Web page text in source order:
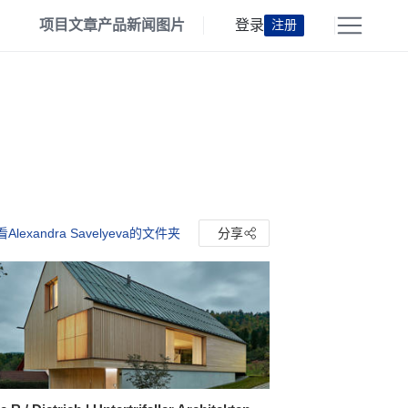
项目文章产品新闻 图片 登录 注册
Alexandra Savelyeva的文件夹 分享